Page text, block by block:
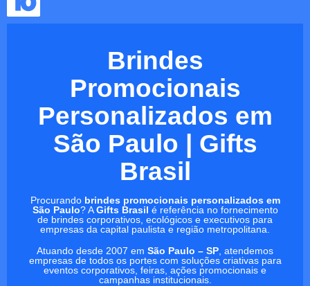
Brindes
Promocionais
Personalizados em
São Paulo | Gifts
Brasil
Procurando brindes promocionais personalizados em
São Paulo? AGifts Brasil é referência no fornecimento
de brindes corporativos, ecológicos e executivos para
empresas da capital paulista e região metropolitana.
Atuando desde 2007 em São Paulo – SP , atendemos
empresas de todos os portes com soluções criativas para
eventos corporativos, feiras, ações promocionais e
campanhas institucionais.